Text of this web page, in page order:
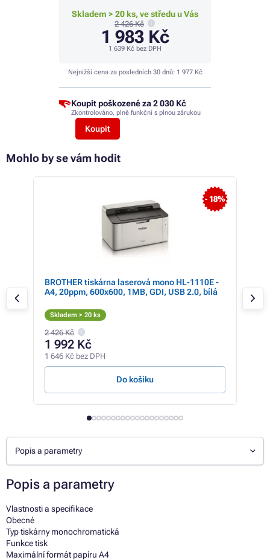
Skladem > 20 ks, ve středu u Vás
2 426 Kč
1 983 Kč
1 639 Kč bez DPH
Nejnižší cena za posledních 30 dnů: 1 977 Kč
Koupit poškozené za2 030 Kč
Zkontrolováno, plně funkční s plnou zárukou
Koupit
Mohlo by se vám hodit
- 18%
BROTHER tiskárna laserová mono HL-1110E -
A4, 20ppm, 600x600, 1MB, GDI, USB 2.0, bílá
Skladem > 20 ks
2 426 Kč
1 992 Kč
1 646 Kč bez DPH
Do košíku
Popis a parametry
Popis a parametry
Vlastnosti a specifikace
Obecné
Typ tiskárny monochromatická
Funkce tisk
Maximální formát papíru A4